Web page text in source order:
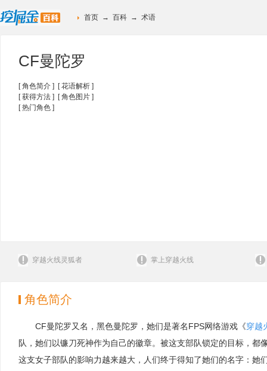
首页 → 百科 → 术语
CF曼陀罗
[角色简介 ] [花语解析 ]
[获得方法 ] [角色图片 ]
[热门角色 ]
穿越火线灵狐者 掌上穿越火线
角色简介
CF曼陀罗又名，黑色曼陀罗，她们是著名FPS网络游戏《穿越
队，她们以镰刀死神作为自己的徽章。被这支部队锁定的目标，
这支女子部队的影响力越来越大，人们终于得知了她们的名字：